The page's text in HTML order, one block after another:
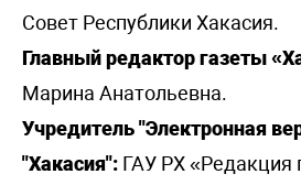
Совет Республики Хакасия.
Главный редактор газеты
Марина Анатольевна.
Учредитель "Электронная
"Хакасия": ГАУ РХ «Редакция